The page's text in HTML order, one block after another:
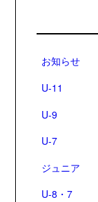
お知らせ
U-11
U-9
U-7
ジュニア
U-8・7